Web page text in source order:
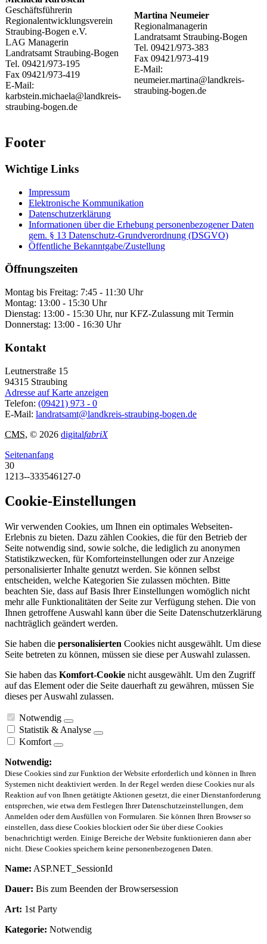
Geschäftsführerin
Regionalentwicklungsverein
Straubing-Bogen e.V.
LAG Managerin
Landratsamt Straubing-Bogen
Tel. 09421/973-195
Fax 09421/973-419
E-Mail:
karbstein.michaela@landkreis-
straubing-bogen.de
Martina Neumeier
Regionalmanagerin
Landratsamt Straubing-Bogen
Tel. 09421/973-383
Fax 09421/973-419
E-Mail:
neumeier.martina@landkreis-
straubing-bogen.de
Footer
Wichtige Links
Impressum
Elektronische Kommunikation
Datenschutzerklärung
Informationen über die Erhebung personenbezogener Daten
gem. § 13 Datenschutz-Grundverordnung (DSGVO)
Öffentliche Bekanntgabe/Zustellung
Öffnungszeiten
Montag bis Freitag: 7:45 - 11:30 Uhr
Montag: 13:00 - 15:30 Uhr
Dienstag: 13:00 - 15:30 Uhr, nur KFZ-Zulassung mit Termin
Donnerstag: 13:00 - 16:30 Uhr
Kontakt
Leutnerstraße 15
94315 Straubing
Adresse auf Karte anzeigen
Telefon: (09421) 973 - 0
E-Mail: landratsamt@landkreis-straubing-bogen.de
CMS, © 2026 digitalfabriX
Seitenanfang
30
1213--333546127-0
Cookie-Einstellungen
Wir verwenden Cookies, um Ihnen ein optimales Webseiten-
Erlebnis zu bieten. Dazu zählen Cookies, die für den Betrieb der
Seite notwendig sind, sowie solche, die lediglich zu anonymen
Statistikzwecken, für Komforteinstellungen oder zur Anzeige
personalisierter Inhalte genutzt werden. Sie können selbst
entscheiden, welche Kategorien Sie zulassen möchten. Bitte
beachten Sie, dass auf Basis Ihrer Einstellungen womöglich nicht
mehr alle Funktionalitäten der Seite zur Verfügung stehen. Die von
Ihnen getroffene Auswahl kann über die Seite Datenschutzerklärung
nachträglich geändert werden.
Sie haben die personalisierten Cookies nicht ausgewählt. Um diese
Seite betreten zu können, müssen sie diese per Auswahl zulassen.
Sie haben das Komfort-Cookie nicht ausgewählt. Um den Zugriff
auf das Element oder die Seite dauerhaft zu gewähren, müssen Sie
dieses per Auswahl zulassen.
Notwendig
Statistik & Analyse
Komfort
Notwendig:
Diese Cookies sind zur Funktion der Website erforderlich und können in Ihren
Systemen nicht deaktiviert werden. In der Regel werden diese Cookies nur als
Reaktion auf von Ihnen getätigte Aktionen gesetzt, die einer Dienstanforderung
entsprechen, wie etwa dem Festlegen Ihrer Datenschutzeinstellungen, dem
Anmelden oder dem Ausfüllen von Formularen. Sie können Ihren Browser so
einstellen, dass diese Cookies blockiert oder Sie über diese Cookies
benachrichtigt werden. Einige Bereiche der Website funktionieren dann aber
nicht. Diese Cookies speichern keine personenbezogenen Daten.
Name: ASP.NET_SessionId
Dauer: Bis zum Beenden der Browsersession
Art: 1st Party
Kategorie: Notwendig